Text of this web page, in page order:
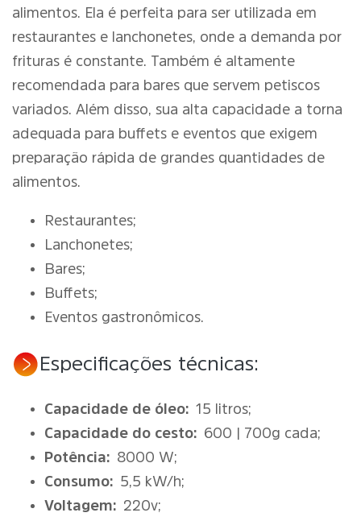
alimentos. Ela é perfeita para ser utilizada em
restaurantes e lanchonetes, onde a demanda por
frituras é constante. Também é altamente
recomendada para bares que servem petiscos
variados. Além disso, sua alta capacidade a torna
adequada para buffets e eventos que exigem
preparação rápida de grandes quantidades de
alimentos.
Restaurantes;
Lanchonetes;
Bares;
Buffets;
Eventos gastronômicos.
Especificações técnicas:
Capacidade de óleo: 15 litros;
Capacidade do cesto: 600 | 700g cada;
Potência: 8000 W;
Consumo: 5,5 kW/h;
Voltagem: 220v;